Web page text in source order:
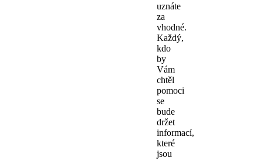
uznáte
za
vhodné.
Každý,
kdo
by
Vám
chtěl
pomoci
se
bude
držet
informací,
které
jsou